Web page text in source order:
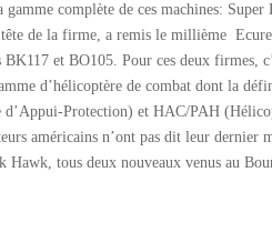
gamme complète de ces machines:
de la firme, a remis le millième
et BO105. Pour ces deux firmes,
d’hélicoptère de combat dont la
d’Appui-Protection) et HAC/PAH
américains n’ont pas dit leur dernier
Hawk, tous deux nouveaux venus au